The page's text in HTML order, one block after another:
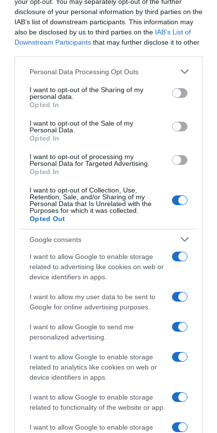
disclosure of your personal information by third parties on the
IAB’s list of downstream participants. This information may
also be disclosed by us to third parties on the IAB’s List of
Downstream Participants that may further disclose it to other
Please note that this website/app uses one or more Google
not limited to your visit or usage behaviour. You may click to
grant or deny consent to Google and its third-party tags to
use your data for below specified purposes in below Google
consent section.
Personal Data Processing Opt Outs
I want to opt-out of the Sharing of my
personal data.
Opted In
I want to opt-out of the Sale of my
Personal Data.
Opted In
I want to opt-out of processing my
Personal Data for Targeted Advertising.
Opted In
I want to opt-out of Collection, Use,
Retention, Sale, and/or Sharing of my
Personal Data that Is Unrelated with the
Purposes for which it was collected.
Opted Out
Google consents
I want to allow Google to enable storage
related to advertising like cookies on web or
device identifiers in apps.
I want to allow my user data to be sent to
Google for online advertising purposes.
I want to allow Google to send me
personalized advertising.
I want to allow Google to enable storage
related to analytics like cookies on web or
device identifiers in apps.
I want to allow Google to enable storage
related to functionality of the website or app.
I want to allow Google to enable storage
Μπαρό
03.03.2025 - 10:42
ΔΙΕΘΝΗ
ΗΠΑ: Συνάντηση Μακρόν-Τραμπ για το
μέλλον της Ουκρανίας – Οι προτάσεις του
Γάλλου Προέδρου για “βιώσιμη ειρήνη” με τη
Ρωσία
Τρία χρόνια από την έναρξη του πολέμου
24.02.2025 - 09:22